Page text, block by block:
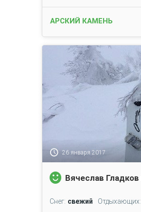
АРСКИЙ КАМЕНЬ
26 января 2017
Вячеслав Гладков
Снег: свежий Отдыхающих: